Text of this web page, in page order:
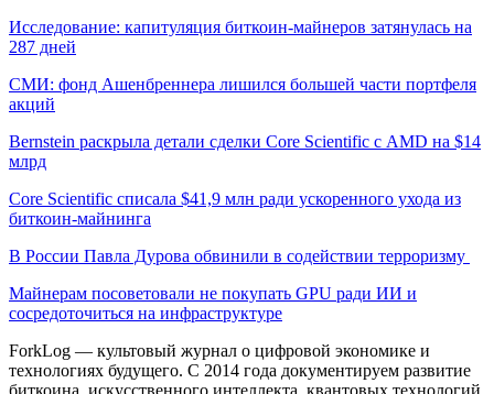
Исследование: капитуляция биткоин-майнеров затянулась на
287 дней
СМИ: фонд Ашенбреннера лишился большей части портфеля
акций
Bernstein раскрыла детали сделки Core Scientific с AMD на $14
млрд
Core Scientific списала $41,9 млн ради ускоренного ухода из
биткоин-майнинга
В России Павла Дурова обвинили в содействии терроризму
Майнерам посоветовали не покупать GPU ради ИИ и
сосредоточиться на инфраструктуре
ForkLog — культовый журнал о цифровой экономике и
технологиях будущего. С 2014 года документируем развитие
биткоина, искусственного интеллекта, квантовых технологий